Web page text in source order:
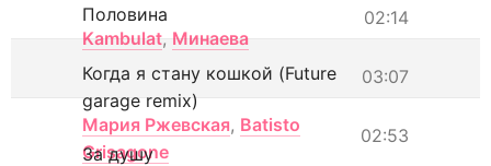
02:14
Половина
Kambulat, Минаева
03:07
Когда я стану кошкой (Future
garage remix)
Мария Ржевская, Batisto
Grisagone
02:53
За душу